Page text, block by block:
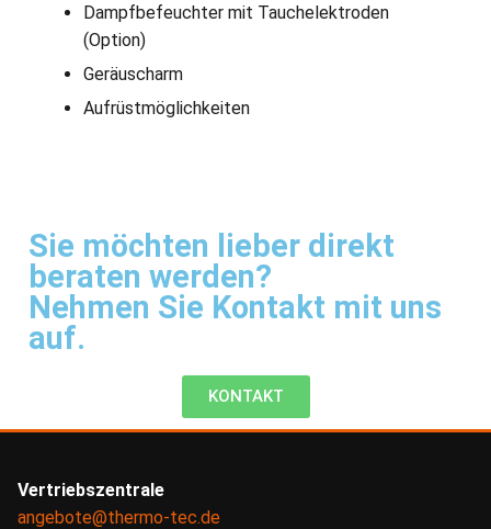
Dampfbefeuchter mit Tauchelektroden
(Option)
Geräuscharm
Aufrüstmöglichkeiten
Sie möchten lieber direkt
beraten werden?
Nehmen Sie Kontakt mit uns
auf.
KONTAKT
Vertriebszentrale
angebote@thermo-tec.de